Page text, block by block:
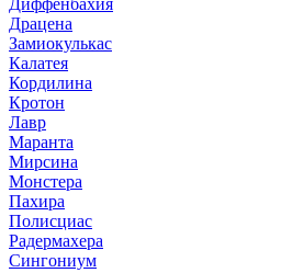
Диффенбахия
Драцена
Замиокулькас
Калатея
Кордилина
Кротон
Лавр
Маранта
Мирсина
Монстера
Пахира
Полисциас
Радермахера
Сингониум